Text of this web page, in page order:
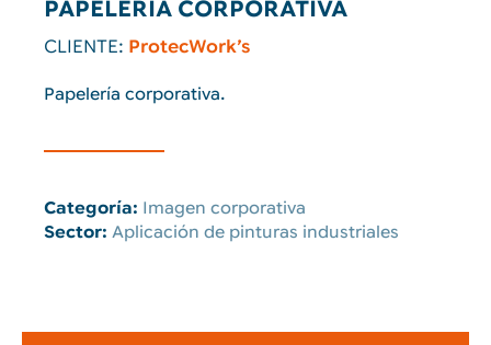
PAPELERÍA CORPORATIVA
CLIENTE: ProtecWork’s
Papelería corporativa.
Categoría: Imagen corporativa
Sector: Aplicación de pinturas industriales